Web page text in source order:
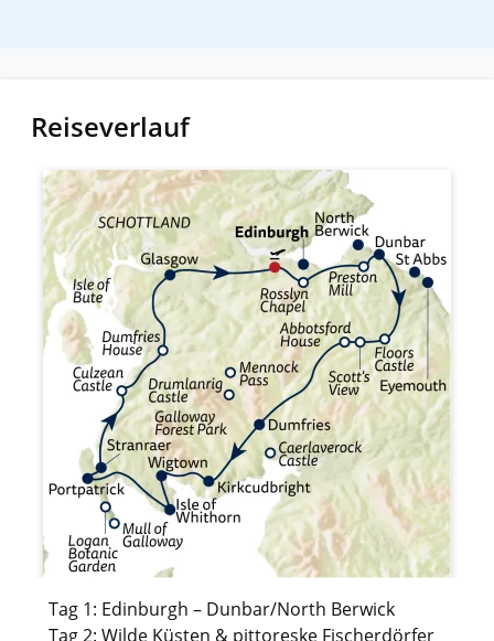
Reiseverlauf
Tag 1: Edinburgh – Dunbar/North Berwick
Tag 2: Wilde Küsten & pittoreske Fischerdörfer